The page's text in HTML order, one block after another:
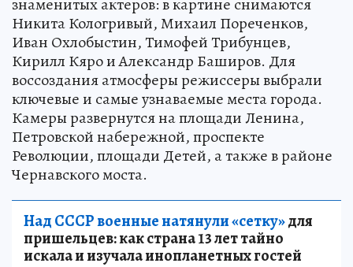
Никита Кологривый, Михаил Пореченков,
Иван Охлобыстин, Тимофей Трибунцев,
Кирилл Кяро и Александр Баширов. Для
воссоздания атмосферы режиссеры выбрали
ключевые и самые узнаваемые места города.
Камеры развернутся на площади Ленина,
Петровской набережной, проспекте
Революции, площади Детей, а также в районе
Чернавского моста.
Над СССР военные натянули «сетку»для
пришельцев: как страна 13 лет тайно
искала и изучала инопланетных гостей